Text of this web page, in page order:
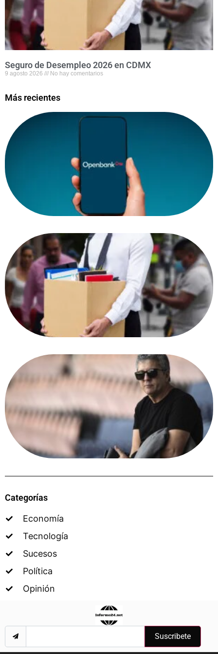
Seguro de Desempleo 2026 en CDMX
9 agosto 2026 No hay comentarios
Más recientes
Categorías
Economía
Tecnología
Sucesos
Política
Opinión
Suscribete